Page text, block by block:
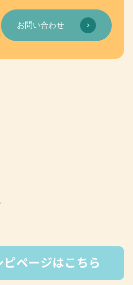
お問い合わせ
ページはこちら